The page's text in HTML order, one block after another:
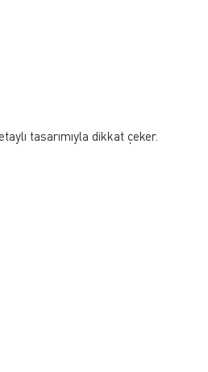
tasarımıyla dikkat çeker.